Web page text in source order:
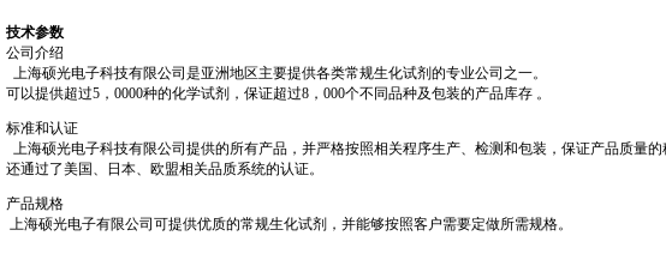
技术参数
公司介绍
上海硕光电子科技有限公司是亚洲地区主要提供各类常规生化试剂的专业公司之一。
可以提供超过5，0000种的化学试剂，保证超过8，000个不同品种及包装的产品库存 。
标准和认证
上海硕光电子科技有限公司提供的所有产品，并严格按照相关程序生产、检测和包装，保证产品质量的
还通过了美国、日本、欧盟相关品质系统的认证。
产品规格
上海硕光电子有限公司可提供优质的常规生化试剂，并能够按照客户需要定做所需规格。